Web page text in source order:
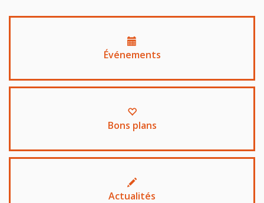
Événements
Bons plans
Actualités